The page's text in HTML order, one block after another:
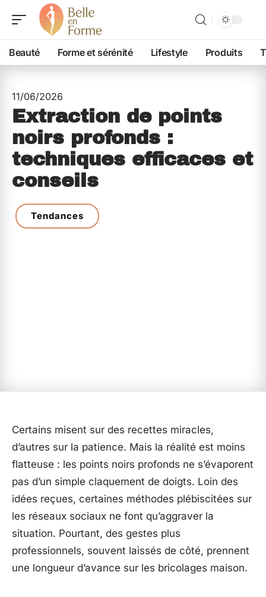
Beauté Forme et sérénité Lifestyle Produits
11/06/2026
Extraction de points
noirs profonds :
techniques efficaces et
conseils
Tendances
Certains misent sur des recettes miracles,
d’autres sur la patience. Mais la réalité est moins
flatteuse : les points noirs profonds ne s’évaporent
pas d’un simple claquement de doigts. Loin des
idées reçues, certaines méthodes plébiscitées sur
les réseaux sociaux ne font qu’aggraver la
situation. Pourtant, des gestes plus
professionnels, souvent laissés de côté, prennent
une longueur d’avance sur les bricolages maison.